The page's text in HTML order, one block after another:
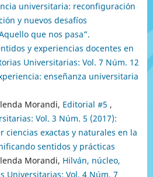
universitaria: reconfiguración
y nuevos desafíos
que nos pasa”.
y experiencias docentes en
Universitarias: Vol. 7 Núm. 12
enseñanza universitaria
Morandi, Editorial #5 ,
Vol. 3 Núm. 5 (2017):
ciencias exactas y naturales en la
sentidos y prácticas
Morandi, Hilván, núcleo,
Universitarias: Vol. 4 Núm. 7